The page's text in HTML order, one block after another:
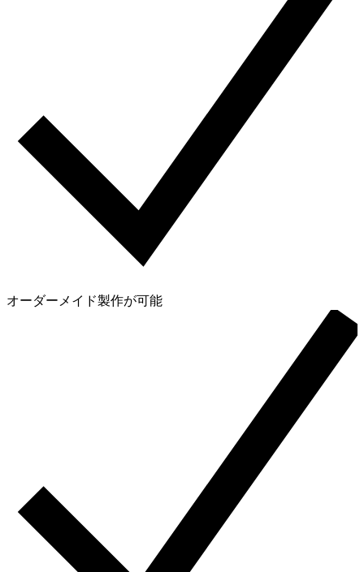
オーダーメイド製作が可能